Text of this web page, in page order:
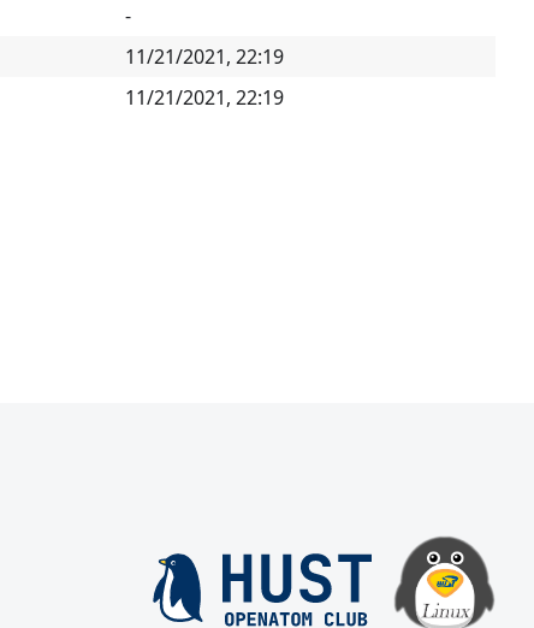
-
11/21/2021, 22:19
11/21/2021, 22:19